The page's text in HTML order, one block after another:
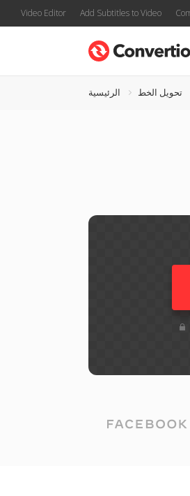
Video Editor Add Subtitles to Video
الرئيسية تحويل الخط